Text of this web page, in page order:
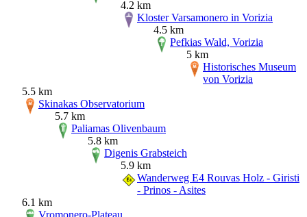
4.2 km
Kloster Varsamonero in Vorizia
4.5 km
Pefkias Wald, Vorizia
5 km
Historisches Museum
von Vorizia
5.5 km
Skinakas Observatorium
5.7 km
Paliamas Olivenbaum
5.8 km
Digenis Grabsteich
5.9 km
Wanderweg E4 Rouvas Holz - Giristi
- Prinos - Asites
6.1 km